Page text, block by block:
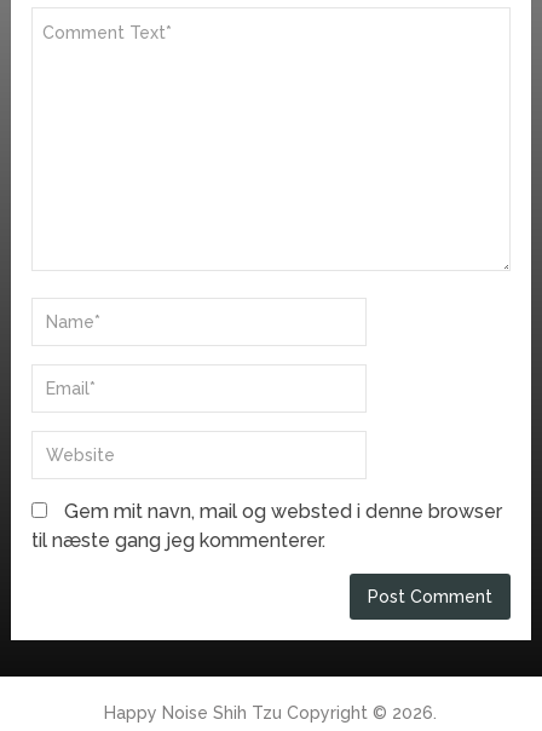
Gem mit navn, mail og websted i denne browser
til næste gang jeg kommenterer.
Happy Noise Shih Tzu Copyright © 2026.